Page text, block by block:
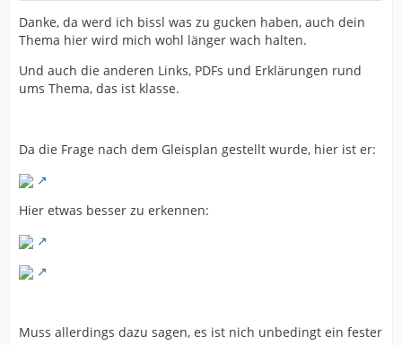
Danke, da werd ich bissl was zu gucken haben, auch dein
Thema hier wird mich wohl länger wach halten.
Und auch die anderen Links, PDFs und Erklärungen rund
ums Thema, das ist klasse.
Da die Frage nach dem Gleisplan gestellt wurde, hier ist er:
Hier etwas besser zu erkennen:
Muss allerdings dazu sagen, es ist nich unbedingt ein fester